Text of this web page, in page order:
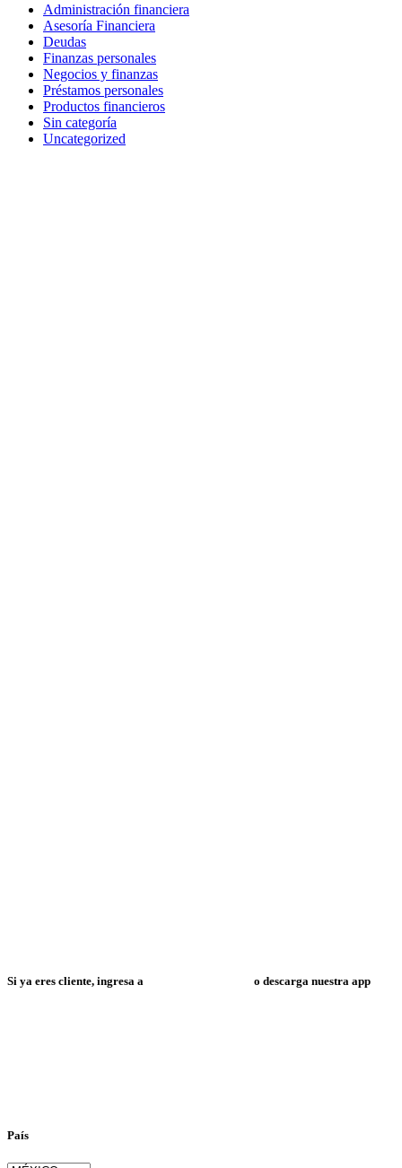
Administración financiera
Asesoría Financiera
Deudas
Finanzas personales
Negocios y finanzas
Préstamos personales
Productos financieros
Sin categoría
Uncategorized
Si ya eres cliente, ingresa a o descarga nuestra app
País